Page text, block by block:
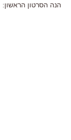
הנה הסרטון הראשון: